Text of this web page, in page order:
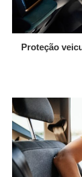
Proteção